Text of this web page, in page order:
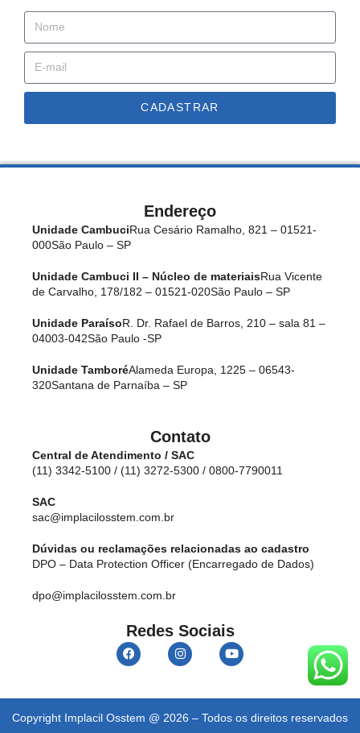
CADASTRAR
Endereço
Unidade CambuciRua Cesário Ramalho, 821 – 01521-
000São Paulo – SP
Unidade Cambuci II – Núcleo de materiaisRua Vicente
de Carvalho, 178/182 – 01521-020São Paulo – SP
Unidade ParaísoR. Dr. Rafael de Barros, 210 – sala 81 –
04003-042São Paulo -SP
Unidade TamboréAlameda Europa, 1225 – 06543-
320Santana de Parnaíba – SP
Contato
Central de Atendimento / SAC
(11) 3342-5100 / (11) 3272-5300 / 0800-7790011
SAC
sac@implacilosstem.com.br
Dúvidas ou reclamações relacionadas ao cadastro
DPO – Data Protection Officer (Encarregado de Dados)
dpo@implacilosstem.com.br
Redes Sociais
Copyright Implacil Osstem @ 2026 – Todos os direitos reservados